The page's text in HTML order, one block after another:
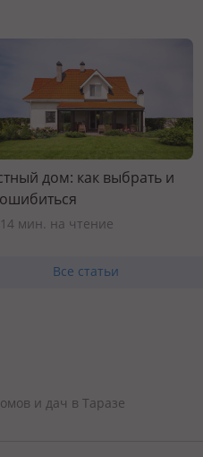
дом: как выбрать и
14 мин. на чтение
Все статьи
и дач в Таразе